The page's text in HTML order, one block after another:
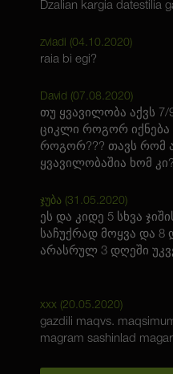
Dzalian kargia datestilia
zviadi (04.10.2020)
raia bi egi?
David (07.08.2020)
თუ ყვავილობა აქვს
ციკლი როგორ იქნება
როგორ??? თავს რომ
ყვავილობაშია ხომ
ჯუბა (31.05.2020)
ეს და კიდე 5 სხვა
საჩუქრად მოყვა და 8
არასრულ 3 დღეში
xxx (20.05.2020)
gazdili maqvs.
magram sashinlad